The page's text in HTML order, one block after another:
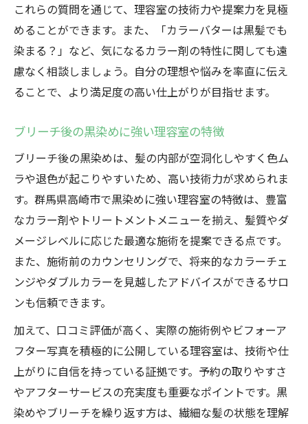
これらの質問を通じて、理容室の技術力や提案力を見極
めることができます。また、「カラーバターは黒髪でも
染まる？」など、気になるカラー剤の特性に関しても遠
慮なく相談しましょう。自分の理想や悩みを率直に伝え
ることで、より満足度の高い仕上がりが目指せます。
ブリーチ後の黒染めに強い理容室の特徴
ブリーチ後の黒染めは、髪の内部が空洞化しやすく色ム
ラや退色が起こりやすいため、高い技術力が求められま
す。群馬県高崎市で黒染めに強い理容室の特徴は、豊富
なカラー剤やトリートメントメニューを揃え、髪質やダ
メージレベルに応じた最適な施術を提案できる点です。
また、施術前のカウンセリングで、将来的なカラーチェ
ンジやダブルカラーを見越したアドバイスができるサロ
ンも信頼できます。
加えて、口コミ評価が高く、実際の施術例やビフォーア
フター写真を積極的に公開している理容室は、技術や仕
上がりに自信を持っている証拠です。予約の取りやすさ
やアフターサービスの充実度も重要なポイントです。黒
染めやブリーチを繰り返す方は、繊細な髪の状態を理解